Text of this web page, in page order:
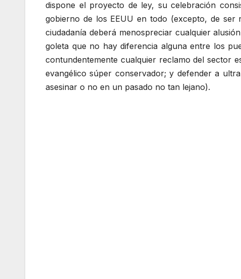
dispone el proyecto de ley, su celebración
gobierno de los EEUU en todo (excepto, de
ciudadanía deberá menospreciar cualquier
goleta que no hay diferencia alguna entre los
contundentemente cualquier reclamo del sector
evangélico súper conservador; y defender a
asesinar o no en un pasado no tan lejano).